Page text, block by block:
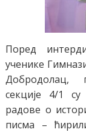
Поред
ученике
Добродолац,
секције 4/1
радове о
писма –